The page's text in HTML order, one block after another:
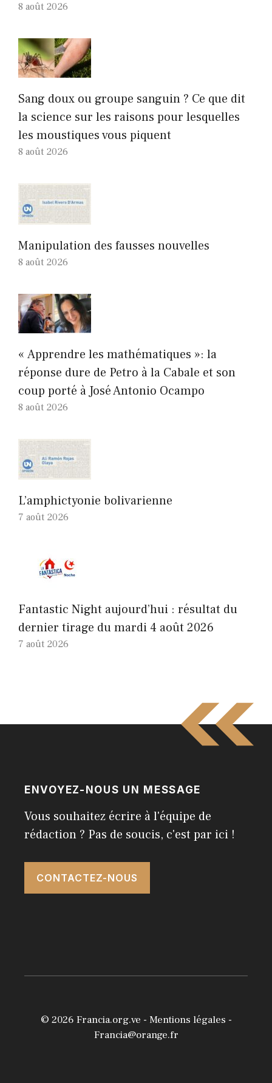
8 août 2026
Sang doux ou groupe sanguin ? Ce que dit
la science sur les raisons pour lesquelles
les moustiques vous piquent
8 août 2026
Manipulation des fausses nouvelles
8 août 2026
« Apprendre les mathématiques »: la
réponse dure de Petro à la Cabale et son
coup porté à José Antonio Ocampo
8 août 2026
L’amphictyonie bolivarienne
7 août 2026
Fantastic Night aujourd’hui : résultat du
dernier tirage du mardi 4 août 2026
7 août 2026
ENVOYEZ-NOUS UN MESSAGE
Vous souhaitez écrire à l'équipe de
rédaction ? Pas de soucis, c'est par ici !
CONTACTEZ-NOUS
© 2026 Francia.org.ve - Mentions légales -
Francia@orange.fr